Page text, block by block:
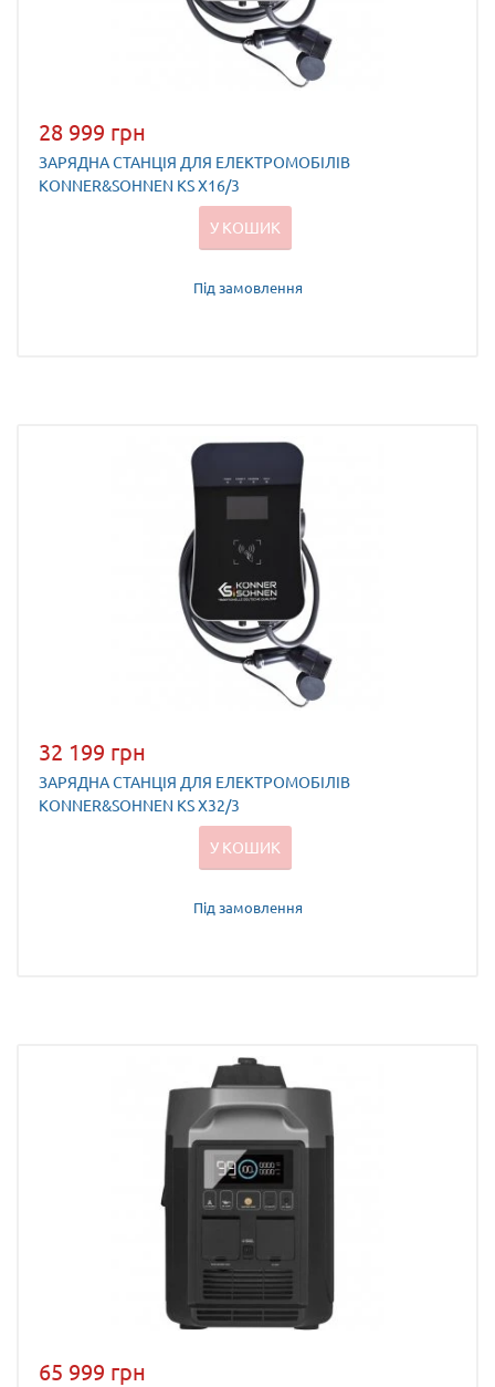
28 999 грн
ЗАРЯДНА СТАНЦІЯ ДЛЯ ЕЛЕКТРОМОБІЛІВ
KONNER&SOHNEN KS X16/3
У КОШИК
Під замовлення
32 199 грн
ЗАРЯДНА СТАНЦІЯ ДЛЯ ЕЛЕКТРОМОБІЛІВ
KONNER&SOHNEN KS X32/3
У КОШИК
Під замовлення
65 999 грн